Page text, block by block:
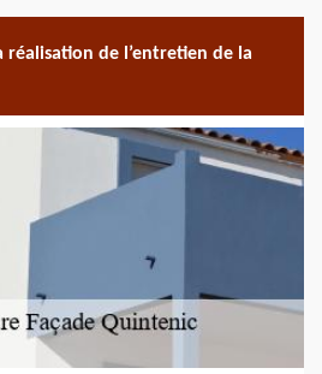
réalisation de l’entretien de la